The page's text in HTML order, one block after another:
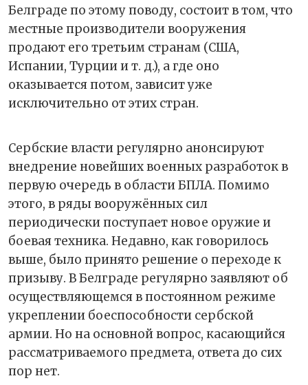
Белграде по этому поводу, состоит в том, что
местные производители вооружения
продают его третьим странам (США,
Испании, Турции и т. д.), а где оно
оказывается потом, зависит уже
исключительно от этих стран.
Сербские власти регулярно анонсируют
внедрение новейших военных разработок в
первую очередь в области БПЛА. Помимо
этого, в ряды вооружённых сил
периодически поступает новое оружие и
боевая техника. Недавно, как говорилось
выше, было принято решение о переходе к
призыву. В Белграде регулярно заявляют об
осуществляющемся в постоянном режиме
укреплении боеспособности сербской
армии. Но на основной вопрос, касающийся
рассматриваемого предмета, ответа до сих
пор нет.